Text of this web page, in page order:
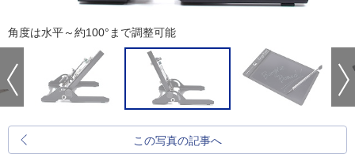
角度は水平～約100°まで調整可能
この写真の記事へ